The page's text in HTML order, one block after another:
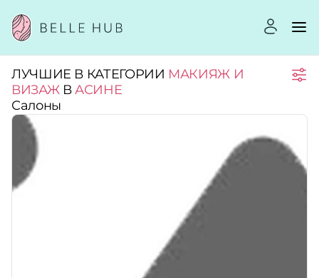
Город:
Категории:
Услуги:
ЛУЧШИЕ В КАТЕГОРИИ МАКИЯЖ И
ВИЗАЖВАСИНЕ
Салоны